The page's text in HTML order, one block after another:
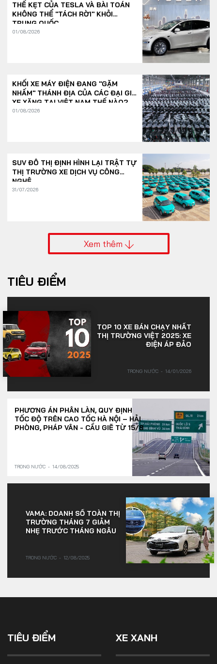
THẾ KẸT CỦA TESLA VÀ BÀI TOÁN
KHÔNG THỂ "TÁCH RỜI" KHỎI
TRUNG QUỐC
01/08/2026
KHỐI XE MÁY ĐIỆN ĐANG "GẶM
NHẤM" THÁNH ĐỊA CỦA CÁC ĐẠI GIA
XE XĂNG TẠI VIỆT NAM THẾ NÀO?
01/08/2026
SUV ĐÔ THỊ ĐỊNH HÌNH LẠI TRẬT TỰ
THỊ TRƯỜNG XE DỊCH VỤ CÔNG
NGHỆ
31/07/2026
Xem thêm
TIÊU ĐIỂM
TOP 10 XE BÁN CHẠY NHẤT
THỊ TRƯỜNG VIỆT 2025: XE
ĐIỆN ÁP ĐẢO
TRONG NƯỚC 14/01/2026
PHƯƠNG ÁN PHÂN LÀN, QUY ĐỊNH
TỐC ĐỘ TRÊN CAO TỐC HÀ NỘI – HẢI
PHÒNG, PHÁP VÂN - CẦU GIẼ TỪ 15/8
TRONG NƯỚC 14/08/2025
VAMA: DOANH SỐ TOÀN THỊ
TRƯỜNG THÁNG 7 GIẢM
NHẸ TRƯỚC THÁNG NGÂU
TRONG NƯỚC 12/08/2025
TIÊU ĐIỂM XE XANH